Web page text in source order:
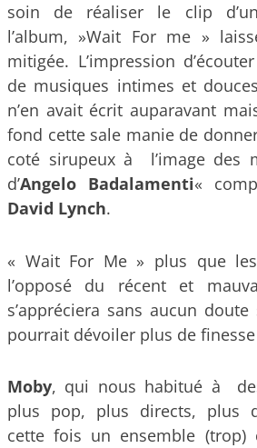
soin de réaliser le clip
l’album, »Wait For me »
mitigée. L’impression
de musiques intimes et
n’en avait écrit auparavant
fond cette sale manie de
coté sirupeux à l’image des
d’Angelo Badalamenti«
David Lynch.
« Wait For Me » plus que
l’opposé du récent et
s’appréciera sans aucun
pourrait dévoiler plus de finesse
Moby, qui nous habitué à
plus pop, plus directs, plus
cette fois un ensemble (trop)